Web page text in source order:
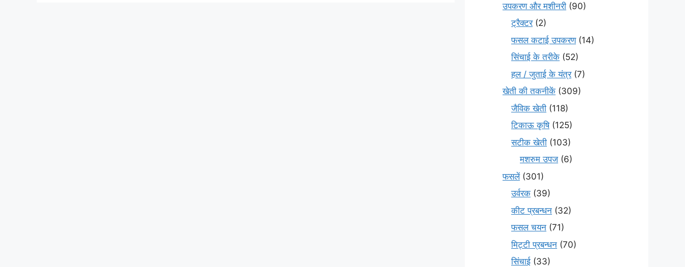
उपकरण और मशीनरी (90)
ट्रैक्टर(2)
फसल कटाई उपकरण(14)
सिंचाई के तरीके (52)
हल / जुताई के यंत्र(7)
खेती की तकनीकें (309)
जैविक खेती (118)
टिकाऊ कृषि(125)
सटीक खेती (103)
मशरुम उपज (6)
फसलें(301)
उर्वरक (39)
कीट प्रबन्धन (32)
फसल चयन (71)
मि‌ट्टी प्रबन्धन (70)
सिंचाई (33)